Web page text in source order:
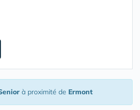
à proximité de Ermont